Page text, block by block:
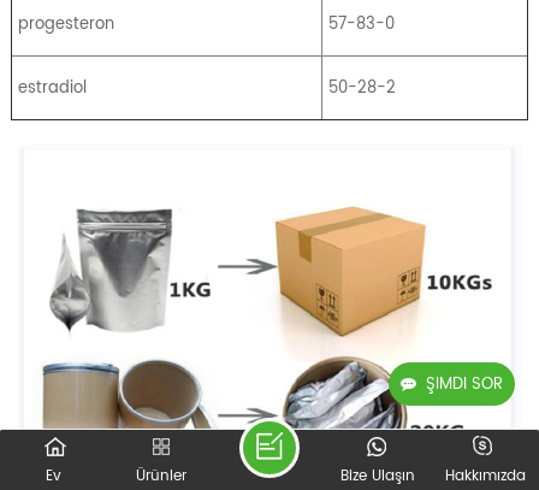
ŞIMDI SOR
progesteron 57-83-0
estradiol 50-28-2
Ev Ürünler Hakkımızda
Bize Ulaşın